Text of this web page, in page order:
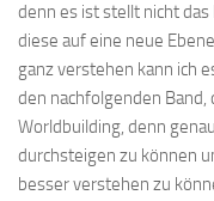
denn es ist stellt nicht
diese auf eine neue
ganz verstehen kann ich
den nachfolgenden
Worldbuilding, denn
durchsteigen zu können
besser verstehen zu